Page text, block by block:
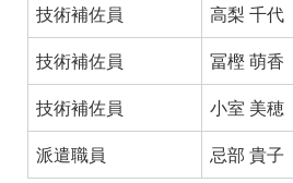
技術補佐員
高梨 千代
技術補佐員
冨樫 萌香
技術補佐員
小室 美穂
派遣職員
忌部 貴子